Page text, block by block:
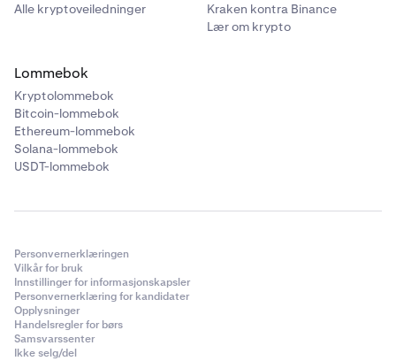
Alle kryptoveiledninger
Kraken kontra Binance
Lær om krypto
Lommebok
Kryptolommebok
Bitcoin-lommebok
Ethereum-lommebok
Solana-lommebok
USDT-lommebok
Personvernerklæringen
Vilkår for bruk
Innstillinger for informasjonskapsler
Personvernerklæring for kandidater
Opplysninger
Handelsregler for børs
Samsvarssenter
Ikke selg/del